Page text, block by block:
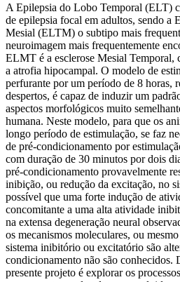
A Epilepsia do Lobo Temporal (ELT)
de epilepsia focal em adultos, sendo a
Mesial (ELTM) o subtipo mais
neuroimagem mais frequentemente
ELMT é a esclerose Mesial Temporal,
a atrofia hipocampal. O modelo de
perfurante por um período de 8 horas,
despertos, é capaz de induzir um
aspectos morfológicos muito
humana. Neste modelo, para que os
longo período de estimulação, se faz
de pré-condicionamento por
com duração de 30 minutos por dois
pré-condicionamento provavelmente
inibição, ou redução da excitação, no
possível que uma forte indução de
concomitante a uma alta atividade
na extensa degeneração neural
os mecanismos moleculares, ou
sistema inibitório ou excitatório são
condicionamento não são conhecidos.
presente projeto é explorar os